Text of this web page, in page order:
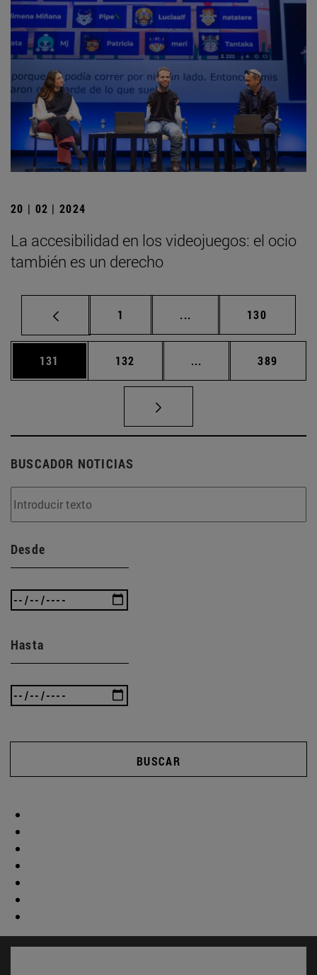
20 | 02 | 2024
La accesibilidad en los videojuegos: el ocio
también es un derecho
Página
1 ... Páginas intermedias
Página
130
Página
131 Página
132 ... Páginas intermedias
Página
389
BUSCADOR NOTICIAS
Desde
Hasta
BUSCAR